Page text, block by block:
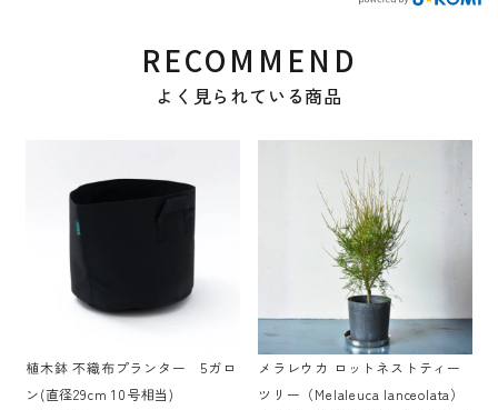
RECOMMEND
よく見られている商品
植木鉢 不織布プランター 5ガロ
ン(直径29cm 10号相当)
メラレウカ ロットネストティー
ツリー（Melaleuca lanceolata）